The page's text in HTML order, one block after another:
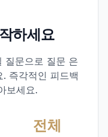
하세요
질문으로 질문 은
즉각적인 피드백
보세요.
전체